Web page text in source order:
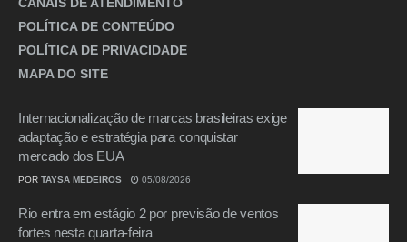
POLÍTICA DE CONTEÚDO
POLÍTICA DE PRIVACIDADE
MAPA DO SITE
Internacionalização de marcas brasileiras exige
adaptação e estratégia para conquistar
mercado dos EUA
POR TAYSA MEDEIROS 05/08/2026
Rio entra em estágio 2 por previsão de ventos
fortes nesta quarta-feira